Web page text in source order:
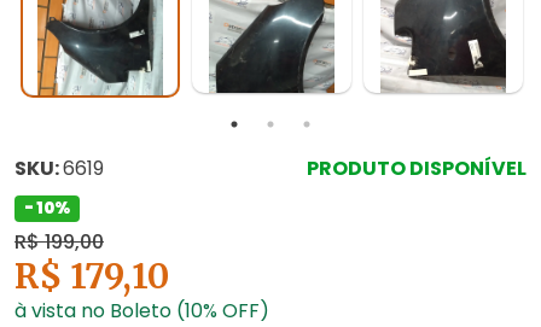
SKU:6619 PRODUTO DISPONÍVEL
- 10%
R$ 199,00
R$ 179,10
à vista no Boleto (10% OFF)